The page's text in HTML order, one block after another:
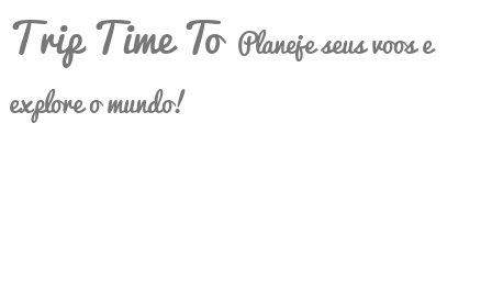
Trip Time To Planeje seus voos e
explore o mundo!